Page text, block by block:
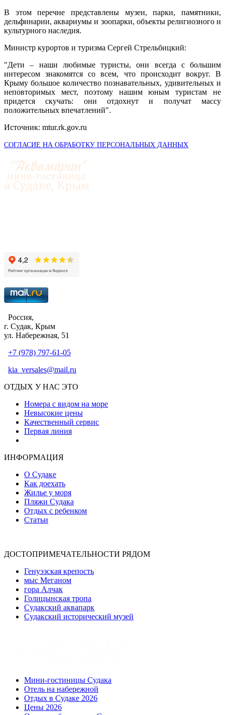
В этом перечне представлены музеи, парки, памятники,
дельфинарии, аквариумы и зоопарки, объекты религиозного и
культурного наследия.
Министр курортов и туризма Сергей Стрельбицкий:
"Дети – наши любимые туристы, они всегда с большим
интересом знакомятся со всем, что происходит вокруг. В
Крыму большое количество познавательных, удивительных и
неповторимых мест, поэтому нашим юным туристам не
придется скучать: они отдохнут и получат массу
положительных впечатлений".
Источник: mtur.rk.gov.ru
СОГЛАСИЕ НА ОБРАБОТКУ ПЕРСОНАЛЬНЫХ ДАННЫХ
Россия,
г. Судак, Крым
ул. Набережная, 51
+7 (978) 797-61-05
kia_versales@mail.ru
ОТДЫХ У НАС ЭТО
Номера с видом на море
Невысокие цены
Качественный сервис
Первая линия
ИНФОРМАЦИЯ
О Судаке
Как доехать
Жилье у моря
Пляжи Судака
Отдых с ребенком
Статьи
ДОСТОПРИМЕЧАТЕЛЬНОСТИ РЯДОМ
Генуэзская крепость
мыс Меганом
гора Алчак
Голицынская тропа
Судакский аквапарк
Судакский исторический музей
Мини-гостиницы Судака
Отель на набережной
Отдых в Судаке 2026
Цены 2026